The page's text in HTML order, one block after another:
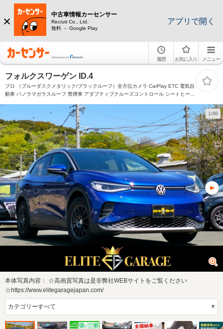
中古車情報カーセンサー
Recruit Co., Ltd.
無料 － Google Play
アプリで開く
履歴 お気に入り メニュー
フォルクスワーゲン ID.4
プロ （ブルーダスクメタリック/ブラックルーフ）全方位カメラ CarPlay ETC 電気自
動車 パノラマガラスルーフ 禁煙車 アダプティブクルーズコントロール シートヒータ
1/69
本体写真内容： ☆高画質写真は是非弊社WEBサイトをご覧ください
☆https://www.elitegaragejapan.com/